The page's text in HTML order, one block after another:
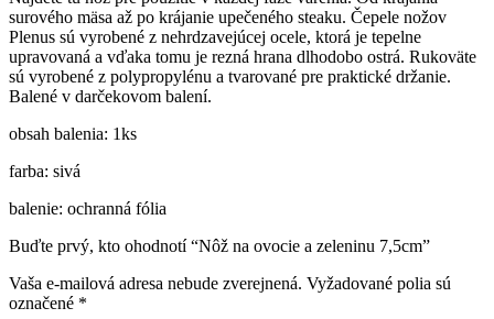
surového mäsa až po krájanie upečeného steaku. Čepele nožov
Plenus sú vyrobené z nehrdzavejúcej ocele, ktorá je tepelne
upravovaná a vďaka tomu je rezná hrana dlhodobo ostrá. Rukoväte
sú vyrobené z polypropylénu a tvarované pre praktické držanie.
Balené v darčekovom balení.
obsah balenia: 1ks
farba: sivá
balenie: ochranná fólia
Buďte prvý, kto ohodnotí “Nôž na ovocie a zeleninu 7,5cm”
Vaša e-mailová adresa nebude zverejnená. Vyžadované polia sú
označené *